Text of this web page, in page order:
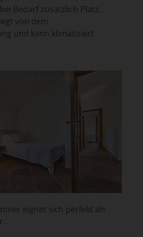
Bedarf zusätzlich Platz.
von dem
und kann klimatisiert
eignet sich perfekt als